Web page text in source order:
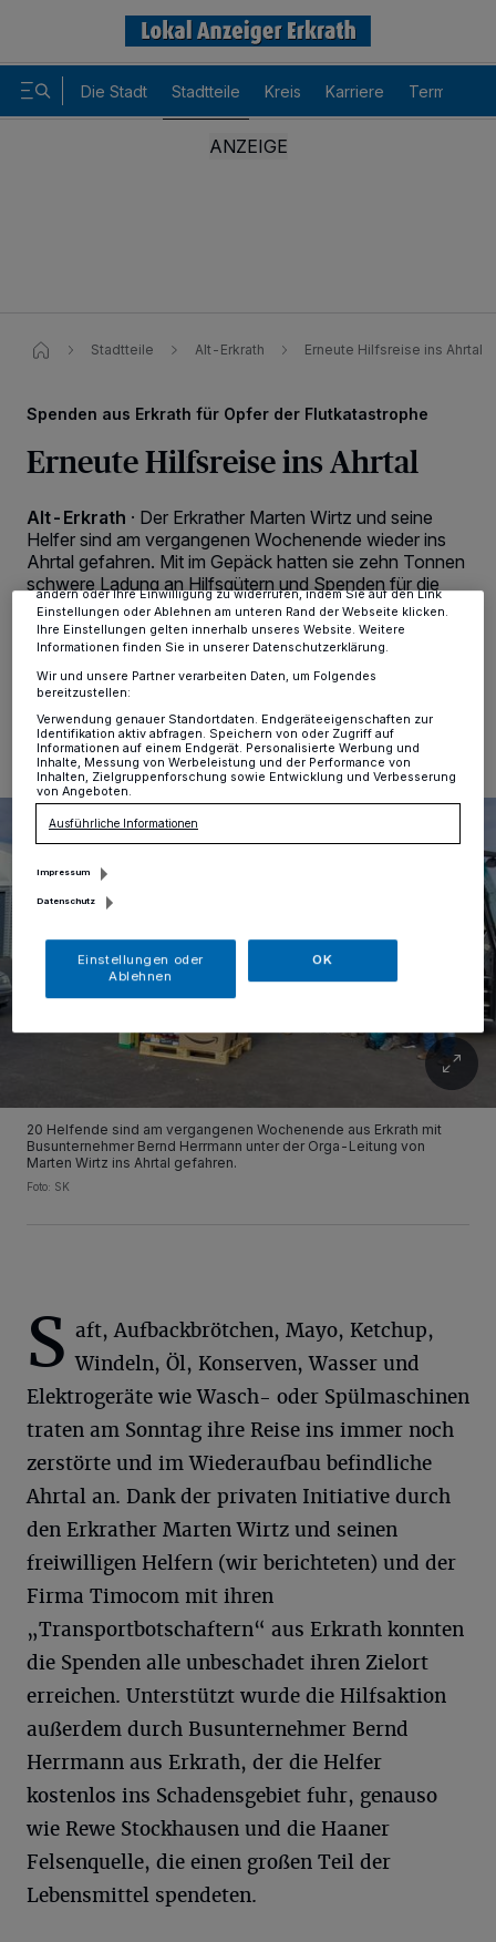
Die Stadt Stadtteile Kreis Karriere Termine
Stadtteile Alt-Erkrath Erneute Hilfsreise ins Ahrtal
Spenden aus Erkrath für Opfer der Flutkatastrophe
Erneute Hilfsreise ins Ahrtal
Alt-Erkrath · Der Erkrather Marten Wirtz und seine
Helfer sind am vergangenen Wochenende wieder ins
Ahrtal gefahren. Mit im Gepäck hatten sie zehn Tonnen
schwere Ladung an Hilfsgütern und Spenden für die
Opfer der Flutopfer aus dem letzten Sommer.
08.03.2022 , 13:01 Uhr
20 Helfende sind am vergangenen Wochenende aus Erkrath mit
Busunternehmer Bernd Herrmann unter der Orga-Leitung von
Marten Wirtz ins Ahrtal gefahren.
Foto: SK
S aft, Aufbackbrötchen, Mayo, Ketchup,
Windeln, Öl, Konserven, Wasser und
Elektrogeräte wie Wasch- oder Spülmaschinen
traten am Sonntag ihre Reise ins immer noch
zerstörte und im Wiederaufbau befindliche
Ahrtal an. Dank der privaten Initiative durch
den Erkrather Marten Wirtz und seinen
freiwilligen Helfern (wir berichteten) und der
Firma Timocom mit ihren
„Transportbotschaftern“ aus Erkrath konnten
die Spenden alle unbeschadet ihren Zielort
erreichen. Unterstützt wurde die Hilfsaktion
außerdem durch Busunternehmer Bernd
Herrmann aus Erkrath, der die Helfer
kostenlos ins Schadensgebiet fuhr, genauso
wie Rewe Stockhausen und die Haaner
Felsenquelle, die einen großen Teil der
Lebensmittel spendeten.
Wir und unsere 218-Partner speichern und greifen auf
personenbezogene Daten wie Browserdaten oder eindeutige
verarbeiten Daten, um Ihnen Dienste bereitzustellen“ aufgeführten
Zwecke. Wenn Tracker deaktiviert sind, sind manche Inhalte und
Anzeigen möglicherweise nicht mehr so relevant für Sie. Sie können
dieses Menü jederzeit wieder aufrufen, um Ihre Einstellungen zu
ändern oder Ihre Einwilligung zu widerrufen, indem Sie auf den Link
Einstellungen oder Ablehnen am unteren Rand der Webseite klicken.
Ihre Einstellungen gelten innerhalb unseres Website. Weitere
Informationen finden Sie in unserer Datenschutzerklärung.
Wir und unsere Partner verarbeiten Daten, um Folgendes
bereitzustellen:
Verwendung genauer Standortdaten. Endgeräteeigenschaften zur
Identifikation aktiv abfragen. Speichern von oder Zugriff auf
Informationen auf einem Endgerät. Personalisierte Werbung und
Inhalte, Messung von Werbeleistung und der Performance von
Inhalten, Zielgruppenforschung sowie Entwicklung und Verbesserung
von Angeboten.
Ausführliche Informationen
Impressum
Datenschutz
Einstellungen oder
Ablehnen
OK